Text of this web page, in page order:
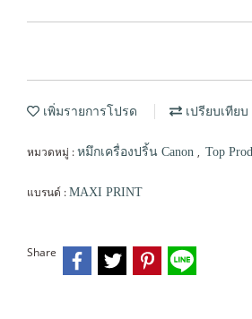
เพิ่มรายการโปรด เปรียบเทียบ
หมวดหมู่ : หมึกเครื่องปริ้น Canon , Top
แบรนด์ : MAXI PRINT
Share